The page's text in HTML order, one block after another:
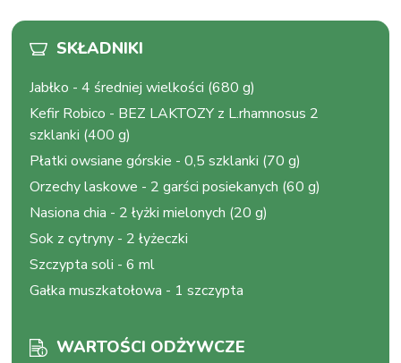
SKŁADNIKI
Jabłko -4 średniej wielkości (680 g)
Kefir Robico - BEZ LAKTOZY z L.rhamnosus 2
szklanki (400 g)
Płatki owsiane górskie -0,5 szklanki (70 g)
Orzechy laskowe - 2 garści posiekanych (60 g)
Nasiona chia - 2 łyżki mielonych (20 g)
Sok z cytryny - 2 łyżeczki
Szczypta soli -6 ml
Gałka muszkatołowa - 1 szczypta
WARTOŚCI ODŻYWCZE